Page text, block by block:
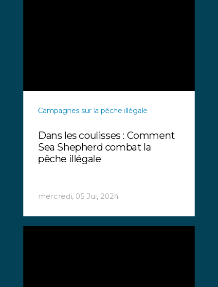
Campagnes sur la pêche illégale
Dans les coulisses : Comment
Sea Shepherd combat la
pêche illégale
mercredi, 05 Jui, 2024